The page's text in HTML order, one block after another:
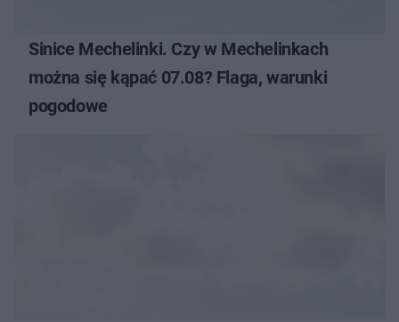
Sinice Mechelinki. Czy w Mechelinkach
można się kąpać 07.08? Flaga, warunki
pogodowe